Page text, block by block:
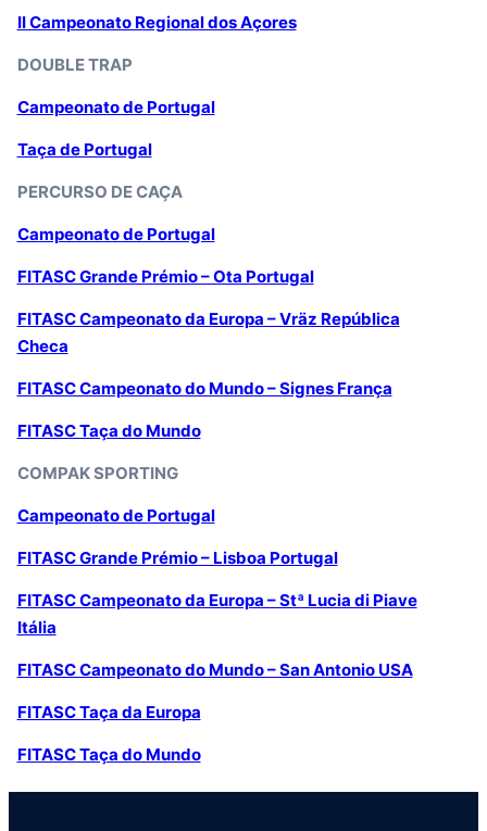
II Campeonato Regional dos Açores
DOUBLE TRAP
Campeonato de Portugal
Taça de Portugal
PERCURSO DE CAÇA
Campeonato de Portugal
FITASC Grande Prémio – Ota Portugal
FITASC Campeonato da Europa – Vräz República
Checa
FITASC Campeonato do Mundo – Signes França
FITASC Taça do Mundo
COMPAK SPORTING
Campeonato de Portugal
FITASC Grande Prémio – Lisboa Portugal
FITASC Campeonato da Europa – Stª Lucia di Piave
Itália
FITASC Campeonato do Mundo – San Antonio USA
FITASC Taça da Europa
FITASC Taça do Mundo